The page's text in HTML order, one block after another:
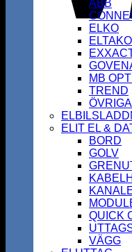
ABB
ELKO
ELTAKO
MB
TREND
ELIT EL &
BORD
GOLV
QUICK
VÄGG